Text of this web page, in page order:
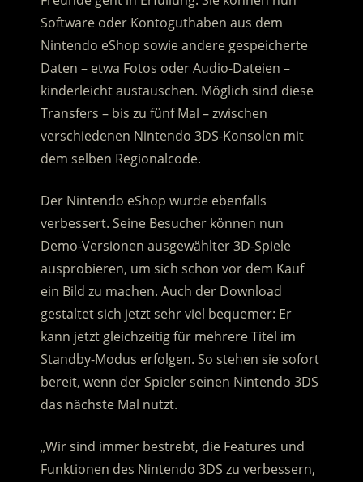
Software oder Kontoguthaben aus dem
Nintendo eShop sowie andere gespeicherte
Daten – etwa Fotos oder Audio-Dateien –
kinderleicht austauschen. Möglich sind diese
Transfers – bis zu fünf Mal – zwischen
verschiedenen Nintendo 3DS-Konsolen mit
dem selben Regionalcode.
Der Nintendo eShop wurde ebenfalls
verbessert. Seine Besucher können nun
Demo-Versionen ausgewählter 3D-Spiele
ausprobieren, um sich schon vor dem Kauf
ein Bild zu machen. Auch der Download
gestaltet sich jetzt sehr viel bequemer: Er
kann jetzt gleichzeitig für mehrere Titel im
Standby-Modus erfolgen. So stehen sie sofort
bereit, wenn der Spieler seinen Nintendo 3DS
das nächste Mal nutzt.
„Wir sind immer bestrebt, die Features und
Funktionen des Nintendo 3DS zu verbessern,